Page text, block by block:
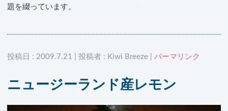
題を綴っています。
投稿日 : 2009.7.21 | 投稿者 : Kiwi Breeze | パーマリンク
ニュージーランド産レモン